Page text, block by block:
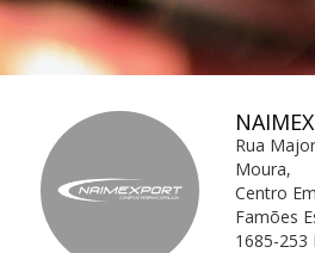
Rua
Moura,
Centro
Famões
1685-253